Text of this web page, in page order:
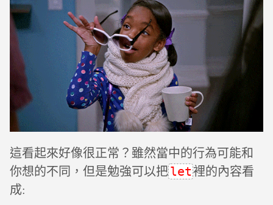
這看起來好像很正常？雖然當中的行為可能和
你想的不同，但是勉強可以把let裡的內容看
成: